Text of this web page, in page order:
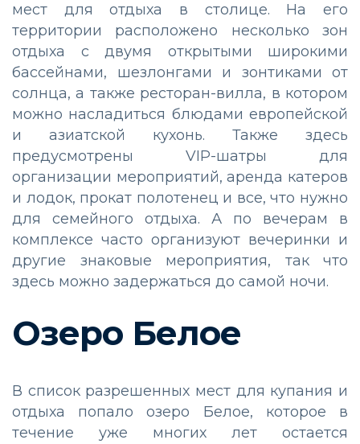
мест для отдыха в столице. На его
территории расположено несколько зон
отдыха с двумя открытыми широкими
бассейнами, шезлонгами и зонтиками от
солнца, а также ресторан-вилла, в котором
можно насладиться блюдами европейской
и азиатской кухонь. Также здесь
предусмотрены VIP-шатры для
организации мероприятий, аренда катеров
и лодок, прокат полотенец и все, что нужно
для семейного отдыха. А по вечерам в
комплексе часто организуют вечеринки и
другие знаковые мероприятия, так что
здесь можно задержаться до самой ночи.
Озеро Белое
В список разрешенных мест для купания и
отдыха попало озеро Белое, которое в
течение уже многих лет остается